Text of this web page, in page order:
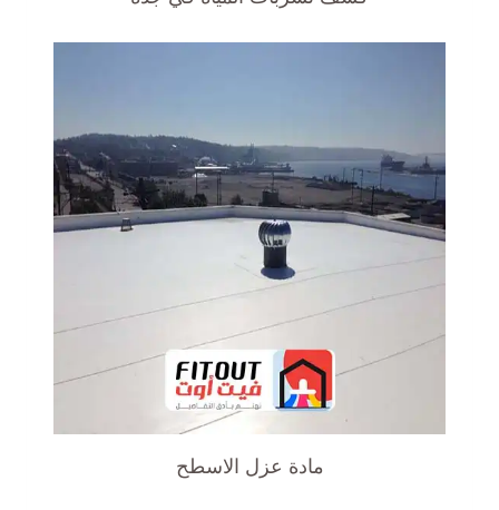
مادة عزل الاسطح